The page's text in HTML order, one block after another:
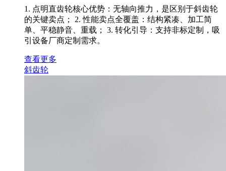
1. 点明直齿轮核心优势：无轴向推力，是区别于斜齿轮
的关键卖点； 2. 性能卖点全覆盖：结构紧凑、加工简
单、平稳静音、重载； 3. 转化引导：支持非标定制，吸
引设备厂商定制需求。
查看更多
斜齿轮